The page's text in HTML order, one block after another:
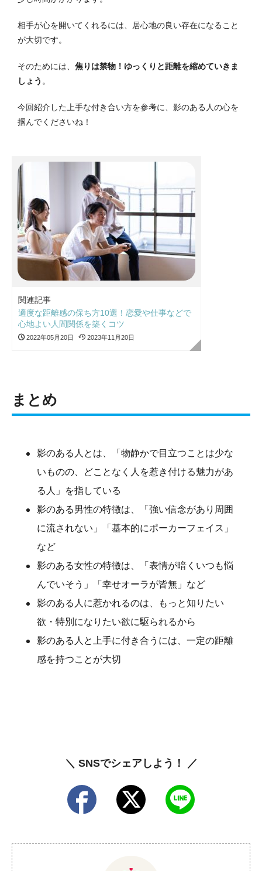
相手が心を開いてくれるには、居心地の良い存在になること
が大切です。
そのためには、 焦りは禁物！ ゆっくりと距離を縮めていきま
しょう 。
今回紹介した上手な付き合い方を参考に、影のある人の心を
掴んでくださいね！
関連記事
適度な距離感の保ち方10選！恋愛や仕事などで
心地よい人間関係を築くコツ
2022年05月20日 2023年11月20日
まとめ
影のある人とは、「物静かで目立つことは少な
いものの、どことなく人を惹き付ける魅力があ
る人」を指している
影のある男性の特徴は、「強い信念があり周囲
に流されない」「基本的にポーカーフェイス」
など
影のある女性の特徴は、「表情が暗くいつも悩
んでいそう」「幸せオーラが皆無」など
影のある人に惹かれるのは、もっと知りたい
欲・特別になりたい欲に駆られるから
影のある人と上手に付き合うには、一定の距離
感を持つことが大切
＼ SNSでシェアしよう！ ／